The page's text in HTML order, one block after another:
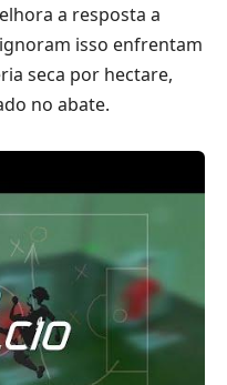
a resposta a
isso enfrentam
seca por hectare,
no abate.